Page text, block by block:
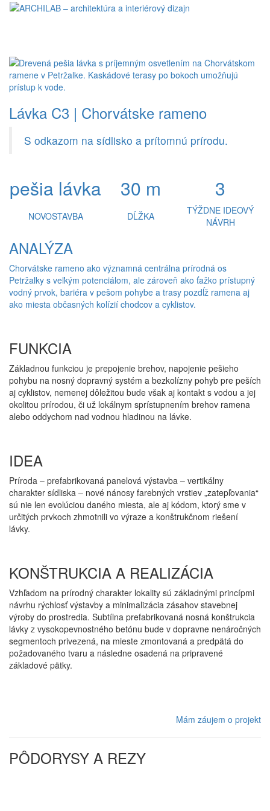
Lávka C3 | Chorvátske rameno
S odkazom na sídlisko a prítomnú prírodu.
pešia lávka 30 m 3
NOVOSTAVBA DĹŽKA
TÝŽDNE IDEOVÝ
NÁVRH
ANALÝZA
Chorvátske rameno ako významná centrálna prírodná os
Petržalky s veľkým potenciálom, ale zároveň ako ťažko prístupný
vodný prvok, bariéra v pešom pohybe a trasy pozdĺž ramena aj
ako miesta občasných kolízií chodcov a cyklistov.
FUNKCIA
Základnou funkciou je prepojenie brehov, napojenie pešieho
pohybu na nosný dopravný systém a bezkolízny pohyb pre peších
aj cyklistov, nemenej dôležitou bude však aj kontakt s vodou a jej
okolitou prírodou, či už lokálnym sprístupnením brehov ramena
alebo oddychom nad vodnou hladinou na lávke.
IDEA
Príroda – prefabrikovaná panelová výstavba – vertikálny
charakter sídliska – nové nánosy farebných vrstiev „zatepľovania“
sú nie len evolúciou daného miesta, ale aj kódom, ktorý sme v
určitých prvkoch zhmotnili vo výraze a konštrukčnom riešení
lávky.
KONŠTRUKCIA A REALIZÁCIA
Vzhľadom na prírodný charakter lokality sú základnými princípmi
návrhu rýchlosť výstavby a minimalizácia zásahov stavebnej
výroby do prostredia. Subtílna prefabrikovaná nosná konštrukcia
lávky z vysokopevnostného betónu bude v dopravne nenáročných
segmentoch privezená, na mieste zmontovaná a predpätá do
požadovaného tvaru a následne osadená na pripravené
základové pätky.
Mám záujem o projekt
PÔDORYSY A REZY